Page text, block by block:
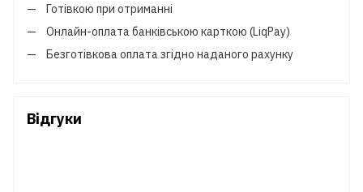
Готівкою при отриманні
Онлайн-оплата банківською карткою (LiqPay)
Безготівкова оплата згідно наданого рахунку
Відгуки